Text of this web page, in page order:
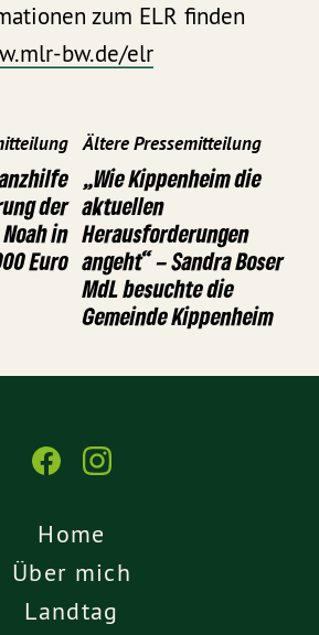
zum ELR finden
bw.de/elr
der
in
Euro
Ältere Pressemitteilung
„Wie Kippenheim die
aktuellen
Herausforderungen
angeht“ – Sandra Boser
MdL besuchte die
Gemeinde Kippenheim
Home
Über mich
Landtag